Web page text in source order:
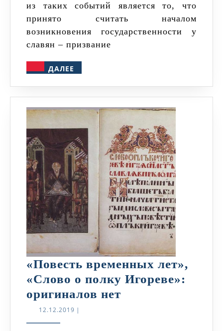
из таких событий является то, что
принято считать началом
возникновения государственности у
славян – призвание
ДАЛЕЕ
«Повесть временных лет»,
«Слово о полку Игореве»:
оригиналов нет
12.12.2019 12.12.2019
|